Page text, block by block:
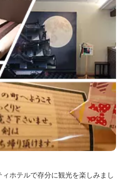
ホテルで存分に観光を楽しみまし